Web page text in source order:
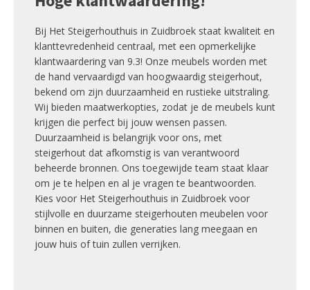
Bij Het Steigerhouthuis in Zuidbroek staat kwaliteit en
klanttevredenheid centraal, met een opmerkelijke
klantwaardering van 9.3! Onze meubels worden met
de hand vervaardigd van hoogwaardig steigerhout,
bekend om zijn duurzaamheid en rustieke uitstraling.
Wij bieden maatwerkopties, zodat je de meubels kunt
krijgen die perfect bij jouw wensen passen.
Duurzaamheid is belangrijk voor ons, met
steigerhout dat afkomstig is van verantwoord
beheerde bronnen. Ons toegewijde team staat klaar
om je te helpen en al je vragen te beantwoorden.
Kies voor Het Steigerhouthuis in Zuidbroek voor
stijlvolle en duurzame steigerhouten meubelen voor
binnen en buiten, die generaties lang meegaan en
jouw huis of tuin zullen verrijken.